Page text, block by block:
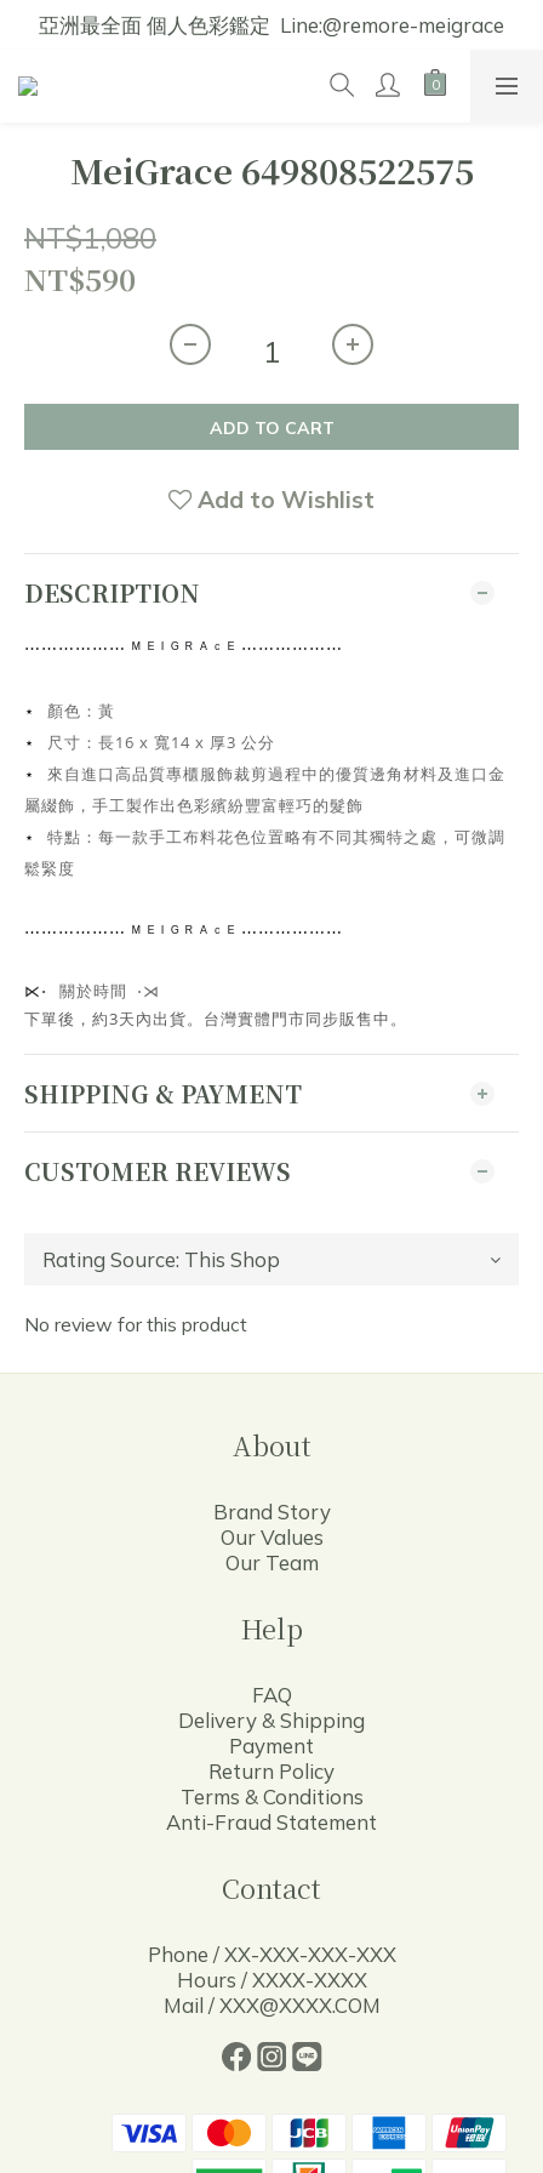
亞洲最全面 個人色彩鑑定  Line:@remore-meigrace
MeiGrace 649808522575
NT$1,080
NT$590
ADD TO CART
Add to Wishlist
DESCRIPTION
⋯⋯ ⋯⋯⋯⋯ ᴹ ᴱ ᴵ ᴳ ᴿ ᴬ ᶜ ᴱ ⋯⋯⋯⋯ ⋯⋯
⋆ 顏色：黃
⋆ 尺寸： 長16 x 寬14 x 厚3 公分
⋆ 來自進口高品質專櫃服飾裁剪過程中的優質邊角材料及進口金
屬綴飾，手工製作出色彩繽紛豐富輕巧的髮飾
⋆ 特點：每一款手工布料花色位置略有不同其獨特之處，可微調
鬆緊度
⋯⋯ ⋯⋯⋯⋯ ᴹ ᴱ ᴵ ᴳ ᴿ ᴬ ᶜ ᴱ ⋯⋯⋯⋯ ⋯⋯
⋉⋅ 關於時間 ⋅⋊
下單後，約3天內出貨。台灣實體門市同步販售中。
SHIPPING & PAYMENT
CUSTOMER REVIEWS
No review for this product
About
Brand Story
Our Values
Our Team
Help
FAQ
Delivery & Shipping
Payment
Return Policy
Terms & Conditions
Anti-Fraud Statement
Contact
Phone / XX-XXX-XXX-XXX
Hours / XXXX-XXXX
Mail / XXX@XXXX.COM